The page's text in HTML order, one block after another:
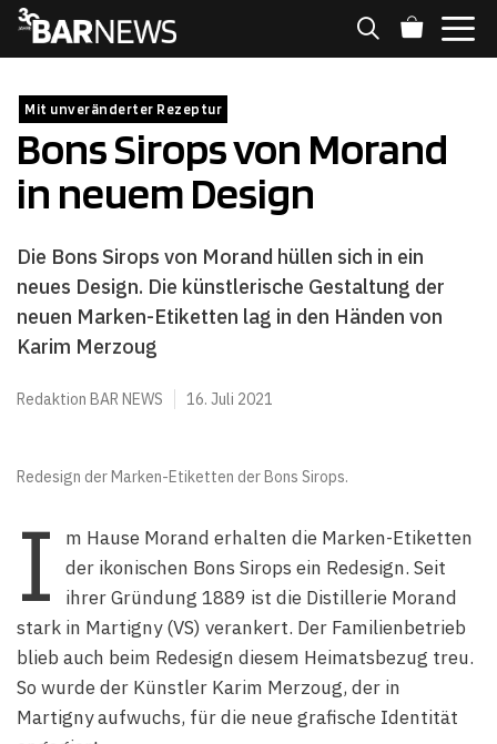
Zum
Inhalt
Mit unveränderter Rezeptur
Bons Sirops von Morand
in neuem Design
Die Bons Sirops von Morand hüllen sich in ein
neues Design. Die künstlerische Gestaltung der
neuen Marken-Etiketten lag in den Händen von
Karim Merzoug
Redaktion BAR NEWS 16. Juli 2021
Redesign der Marken-Etiketten der Bons Sirops.
I
m Hause Morand erhalten die Marken-Etiketten
der ikonischen Bons Sirops ein Redesign. Seit
ihrer Gründung 1889 ist die Distillerie Morand
stark in Martigny (VS) verankert. Der Familienbetrieb
blieb auch beim Redesign diesem Heimatsbezug treu.
So wurde der Künstler Karim Merzoug, der in
Martigny aufwuchs, für die neue grafische Identität